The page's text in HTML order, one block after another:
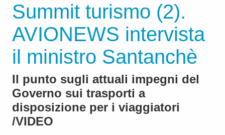
Summit turismo (2).
AVIONEWS intervista
il ministro Santanchè
Il punto sugli attuali impegni del
Governo sui trasporti a
disposizione per i viaggiatori
/VIDEO